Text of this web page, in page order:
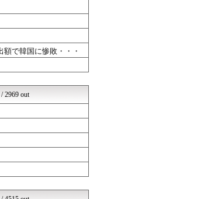
とめ速報
る
た
とめ速報
す
の申す！！
リー速報☆彡
る
で韓国に惨敗・・・
2969 out